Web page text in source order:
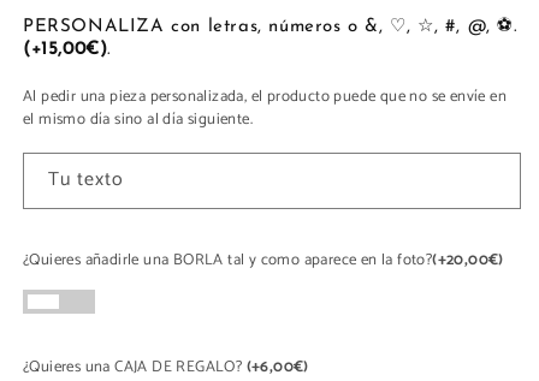
PERSONALIZA con letras, números o &, ♡, ☆, #, @, ⚽.
(+15,00€).
Al pedir una pieza personalizada, el producto puede que no se envíe en
el mismo día sino al día siguiente.
Tu texto
¿Quieres añadirle una BORLA tal y como aparece en la foto?(+20,00€)
¿Quieres una CAJA DE REGALO?(+6,00€)